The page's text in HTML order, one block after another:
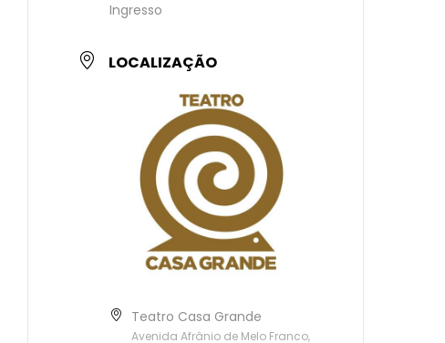
Ingresso
LOCALIZAÇÃO
Teatro Casa Grande
Avenida Afrânio de Melo Franco,